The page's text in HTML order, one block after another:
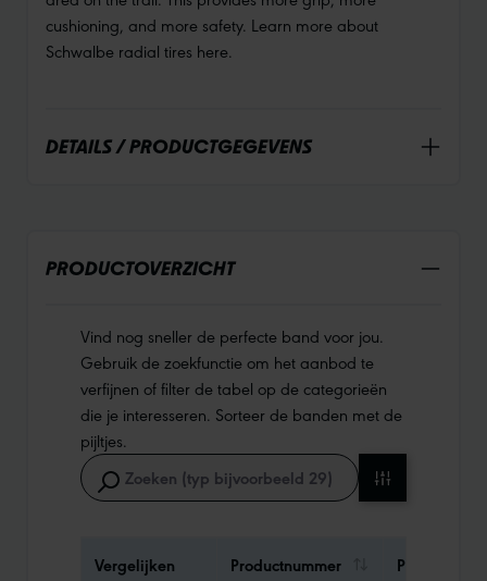
cushioning, and more safety. Learn more about
Schwalbe radial tires here.
DETAILS / PRODUCTGEGEVENS
PRODUCTOVERZICHT
Vind nog sneller de perfecte band voor jou.
Gebruik de zoekfunctie om het aanbod te
verfijnen of filter de tabel op de categorieën
die je interesseren. Sorteer de banden met de
pijltjes.
Vergelijken Productnummer Prijs